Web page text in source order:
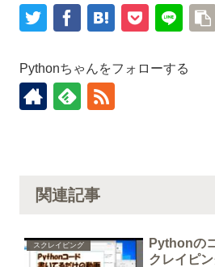
Pythonちゃんをフォローする
関連記事
スクレイピング
Pythonの
クレイピ